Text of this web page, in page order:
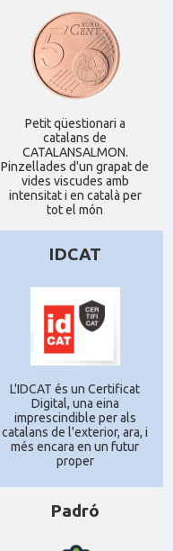
Petit qüestionari a
catalans de
CATALANSALMON.
Pinzellades d'un grapat de
vides viscudes amb
intensitat i en català per
tot el món
IDCAT
L'IDCAT és un Certificat
Digital, una eina
imprescindible per als
catalans de l'exterior, ara, i
més encara en un futur
proper
Padró